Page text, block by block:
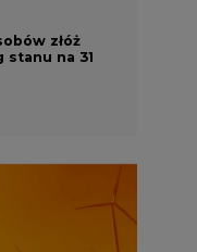
złóż
stanu na 31